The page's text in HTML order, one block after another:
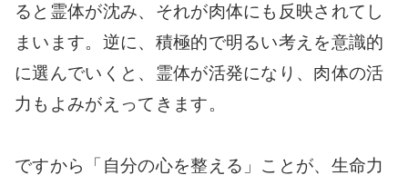
ると霊体が沈み、それが肉体にも反映されてし
まいます。逆に、積極的で明るい考えを意識的
に選んでいくと、霊体が活発になり、肉体の活
力もよみがえってきます。
ですから「自分の心を整える」ことが、生命力